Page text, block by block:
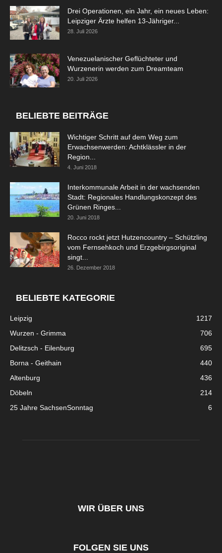
Drei Operationen, ein Jahr, ein neues Leben:
Leipziger Ärzte helfen 13-Jähriger...
28. Juli 2026
Venezuelanischer Geflüchteter und
Wurzenerin werden zum Dreamteam
20. Juli 2026
BELIEBTE BEITRÄGE
Wichtiger Schritt auf dem Weg zum
Erwachsenwerden: Achtklässler in der
Region...
4. Juni 2018
Interkommunale Arbeit in der wachsenden
Stadt: Regionales Handlungskonzept des
Grünen Ringes...
20. Juni 2018
Rocco rockt jetzt Hutzencountry – Schützling
vom Fernsehkoch und Erzgebirgsoriginal
singt...
26. Dezember 2018
BELIEBTE KATEGORIE
Leipzig
1217
Wurzen - Grimma
706
Delitzsch - Eilenburg
695
Borna - Geithain
440
Altenburg
436
Döbeln
214
25 Jahre SachsenSonntag
6
WIR ÜBER UNS
FOLGEN SIE UNS